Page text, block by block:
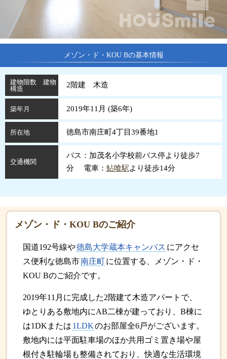
メゾン・ド・KOU Bの基本情報
建物階数 建物
構造
2階建 木造
築年月 2019年11月 (築6年)
所在地 徳島市南庄町4丁目39番地1
交通機関
バス：加茂名小学校前バス停より徒歩7
分 電車： 鮎喰駅より徒歩14分
メゾン・ド・KOU Bのご紹介
国道192号線や徳島大学蔵本キャンパス にアクセ
ス便利な徳島市南庄町に位置する、メゾン・ド・
KOU Bのご紹介です。
2019年11月に完成した2階建て木造アパートで、
ゆとりある敷地内にAB二棟が建っており、B棟に
は1DKまたは 1LDKのお部屋全6戸がございます。
敷地内には平面駐車場のほか共用ゴミ置き場や屋
根付き駐輪場も整備されており、快適な生活環境